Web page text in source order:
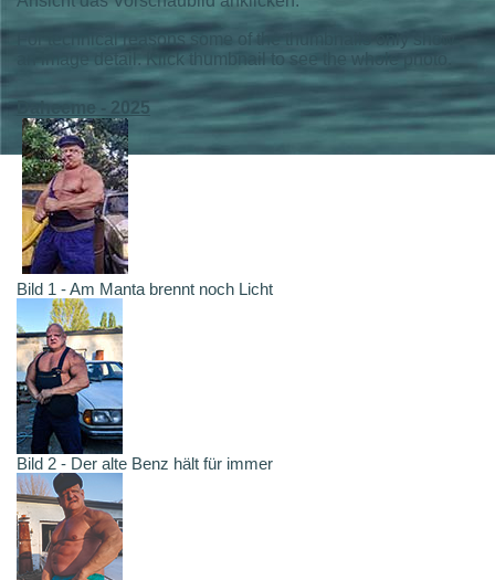
For technical reasons some of the thumbnails only show
an image detail. Klick thumbnail to see the whole photo.
Daheeme - 2025
Bild 1 - Am Manta brennt noch Licht
Bild 2 - Der alte Benz hält für immer